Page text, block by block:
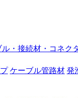
ル・接続材・コネク
ケーブル管路材 発